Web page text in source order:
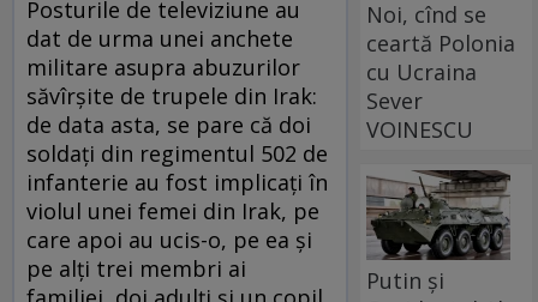
Posturile de televiziune au
dat de urma unei anchete
militare asupra abuzurilor
săvîrşite de trupele din Irak:
de data asta, se pare că doi
soldaţi din regimentul 502 de
infanterie au fost implicaţi în
violul unei femei din Irak, pe
care apoi au ucis-o, pe ea şi
pe alţi trei membri ai
Noi, cînd se
ceartă Polonia
cu Ucraina
Sever
VOINESCU
Putin și